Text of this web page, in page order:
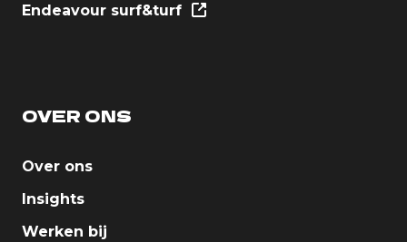
Endeavour surf&turf
OVER ONS
Over ons
Insights
Werken bij